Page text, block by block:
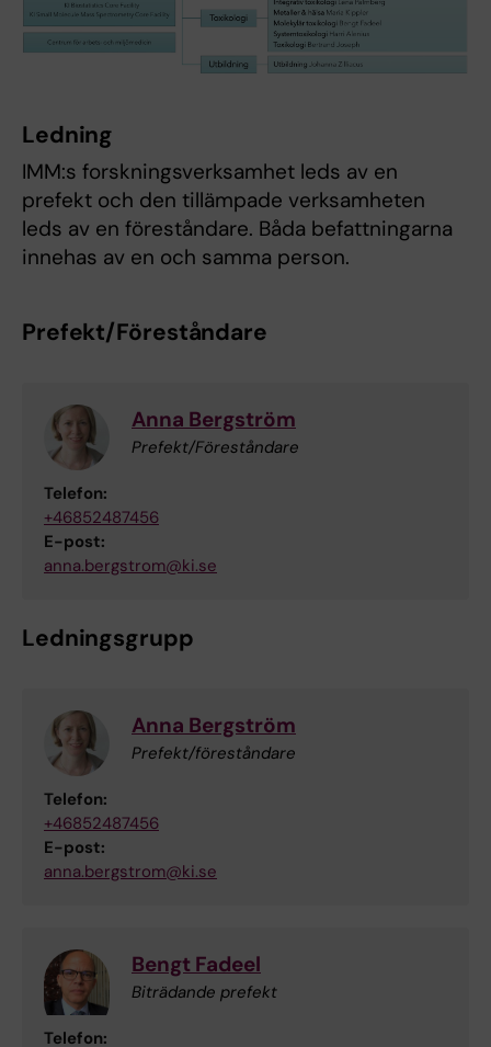
Ledning
IMM:s forskningsverksamhet leds av en
prefekt och den tillämpade verksamheten
leds av en föreståndare. Båda befattningarna
innehas av en och samma person.
Prefekt/Föreståndare
Anna Bergström
Prefekt/Föreståndare
Telefon:
+46852487456
E-post:
anna.bergstrom@ki.se
Ledningsgrupp
Anna Bergström
Prefekt/föreståndare
Telefon:
+46852487456
E-post:
anna.bergstrom@ki.se
Bengt Fadeel
Biträdande prefekt
Telefon: